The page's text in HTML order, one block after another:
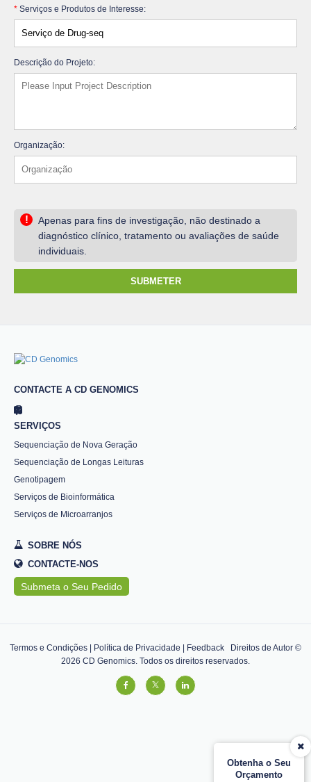
Obtenha o Seu
Orçamento
* Serviços e Produtos de Interesse:
Descrição do Projeto:
Organização:
!
Apenas para fins de investigação, não destinado a
diagnóstico clínico, tratamento ou avaliações de saúde
individuais.
SUBMETER
CONTACTE A CD GENOMICS
SERVIÇOS
Sequenciação de Nova Geração
Sequenciação de Longas Leituras
Genotipagem
Serviços de Bioinformática
Serviços de Microarranjos
SOBRE NÓS
CONTACTE-NOS
Submeta o Seu Pedido
Termos e Condições | Política de Privacidade | Feedback Direitos de Autor ©
2026 CD Genomics. Todos os direitos reservados.